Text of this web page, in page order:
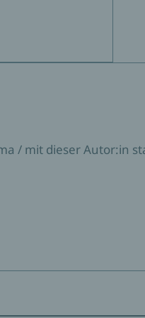
/ mit dieser Autor:in